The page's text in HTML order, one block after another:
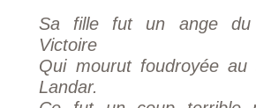
Sa fille fut un ange du
Victoire
Qui mourut foudroyée
Landar.